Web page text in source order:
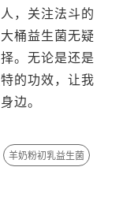
，关注法斗的
桶益生菌无疑
。无论是还是
的功效，让我
边。
羊奶粉初乳益生菌